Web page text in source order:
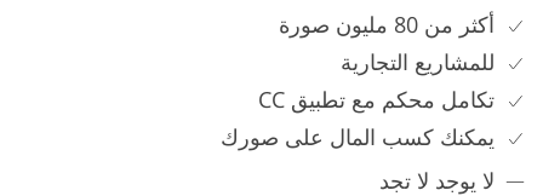
أكثر من 80 مليون صورة
للمشاريع التجارية
تكامل محكم مع تطبيق CC
يمكنك كسب المال على صورك
لا يوجد لا تجد